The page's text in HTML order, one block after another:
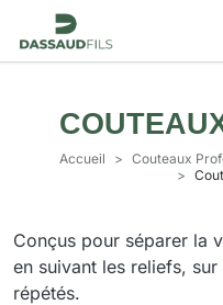
Accueil > Couteaux
>
Conçus pour séparer la
en suivant les reliefs,
répétés.